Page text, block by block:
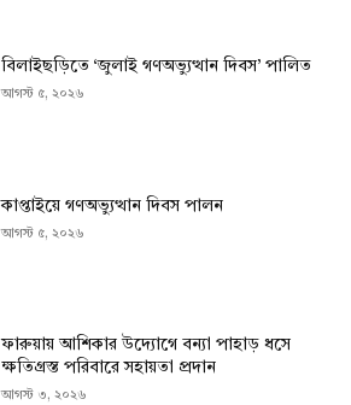
বিলাইছড়িতে ‘জুলাই গণঅভ্যুত্থান দিবস’ পালিত
আগস্ট ৫, ২০২৬
কাপ্তাইয়ে গণঅভ্যুত্থান দিবস পালন
আগস্ট ৫, ২০২৬
ফারুয়ায় আশিকার উদ্যোগে বন্যা পাহাড় ধসে
ক্ষতিগ্রস্ত পরিবারে সহায়তা প্রদান
আগস্ট ৩, ২০২৬